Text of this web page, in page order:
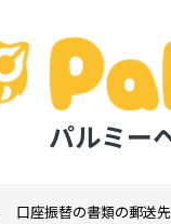
パルミー
口座振替の書類の郵送